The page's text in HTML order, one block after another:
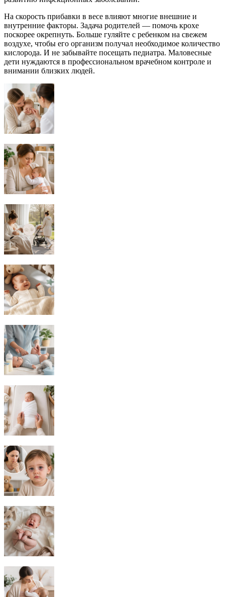
На скорость прибавки в весе влияют многие внешние и
внутренние факторы. Задача родителей — помочь крохе
поскорее окрепнуть. Больше гуляйте с ребенком на свежем
воздухе, чтобы его организм получал необходимое количество
кислорода. И не забывайте посещать педиатра. Маловесные
дети нуждаются в профессиональном врачебном контроле и
внимании близких людей.